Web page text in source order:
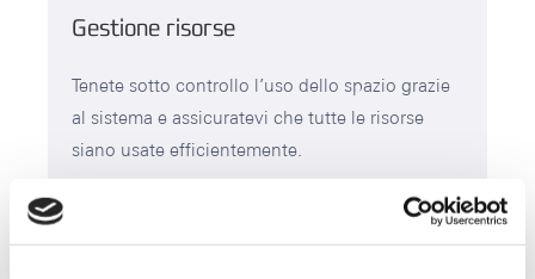
Gestione risorse
Tenete sotto controllo l’uso dello spazio grazie
al sistema e assicuratevi che tutte le risorse
siano usate efficientemente.